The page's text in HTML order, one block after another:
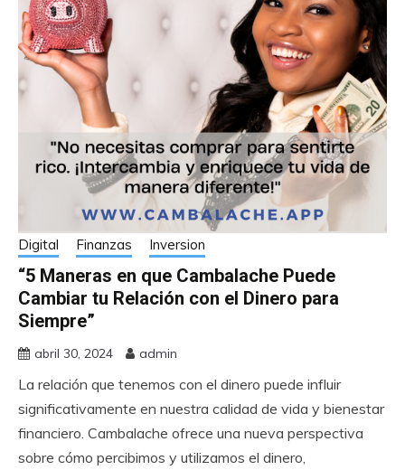
Digital Finanzas Inversion
“5 Maneras en que Cambalache Puede
Cambiar tu Relación con el Dinero para
Siempre”
abril 30, 2024 admin
La relación que tenemos con el dinero puede influir
significativamente en nuestra calidad de vida y bienestar
financiero. Cambalache ofrece una nueva perspectiva
sobre cómo percibimos y utilizamos el dinero,